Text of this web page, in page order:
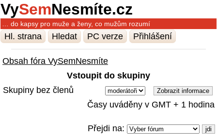
VySemNesmíte.cz
… do kapsy pro muže a ženy, co mužům rozumí
Hl. strana Hledat PC verze Přihlášení
Obsah fóra VySemNesmíte
Vstoupit do skupiny
Skupiny bez členů
Časy uváděny v GMT + 1 hodina
Přejdi na: